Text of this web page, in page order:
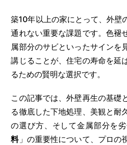
築10年以上の家にとって、外壁
通れない重要な課題です。色褪
属部分のサビといったサインを
講じることが、住宅の寿命を延
るための賢明な選択です。
この記事では、外壁再生の基礎
る徹底した下地処理、美観と耐
の選び方、そして金属部分を
料」の重要性について、プロの